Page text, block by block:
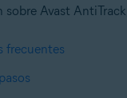
sobre Avast
frecuentes